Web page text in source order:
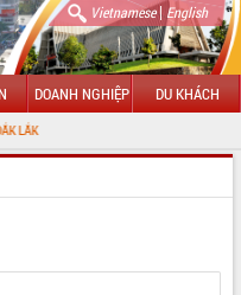
Vietnamese| English
DOANH NGHIỆP DU KHÁCH